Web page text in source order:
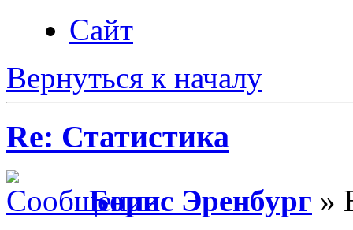
Сайт
Вернуться к началу
Re: Статистика
Борис Эренбург »